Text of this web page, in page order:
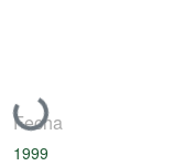
Cargando...
Fecha
1999